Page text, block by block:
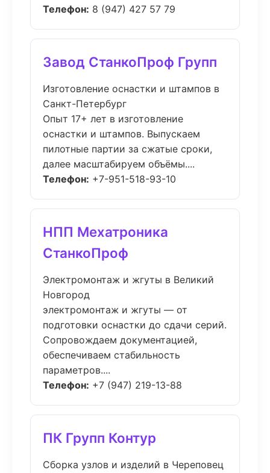
Телефон: 8 (947) 427 57 79
Завод СтанкоПроф Групп
Изготовление оснастки и штампов в
Санкт-Петербург
Опыт 17+ лет в изготовление
оснастки и штампов. Выпускаем
пилотные партии за сжатые сроки,
далее масштабируем объёмы....
Телефон: +7-951-518-93-10
НПП Мехатроника
СтанкоПроф
Электромонтаж и жгуты в Великий
Новгород
электромонтаж и жгуты — от
подготовки оснастки до сдачи серий.
Сопровождаем документацией,
обеспечиваем стабильность
параметров....
Телефон: +7 (947) 219-13-88
ПК Групп Контур
Сборка узлов и изделий в Череповец